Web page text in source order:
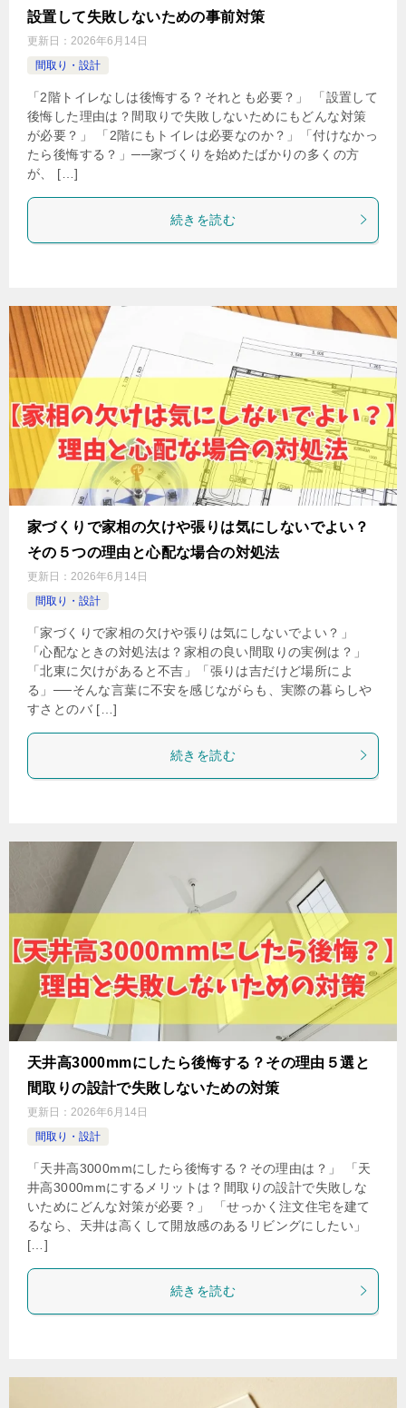
設置して失敗しないための事前対策
更新日： 2026年6月14日
間取り・設計
「2階トイレなしは後悔する？それとも必要？」 「設置して
後悔した理由は？間取りで失敗しないためにもどんな対策
が必要？」 「2階にもトイレは必要なのか？」「付けなかっ
たら後悔する？」──家づくりを始めたばかりの多くの方
が、 […]
続きを読む
家づくりで家相の欠けや張りは気にしないでよい？
その５つの理由と心配な場合の対処法
更新日： 2026年6月14日
間取り・設計
「家づくりで家相の欠けや張りは気にしないでよい？」
「心配なときの対処法は？家相の良い間取りの実例は？」
「北東に欠けがあると不吉」「張りは吉だけど場所によ
る」──そんな言葉に不安を感じながらも、実際の暮らしや
すさとのバ […]
続きを読む
天井高3000mmにしたら後悔する？その理由５選と
間取りの設計で失敗しないための対策
更新日： 2026年6月14日
間取り・設計
「天井高3000mmにしたら後悔する？その理由は？」 「天
井高3000mmにするメリットは？間取りの設計で失敗しな
いためにどんな対策が必要？」 「せっかく注文住宅を建て
るなら、天井は高くして開放感のあるリビングにしたい」
[…]
続きを読む